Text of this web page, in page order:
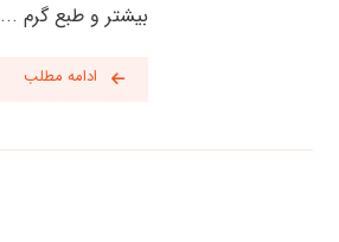
بیشتر و طبع گرم ...
ادامه مطلب